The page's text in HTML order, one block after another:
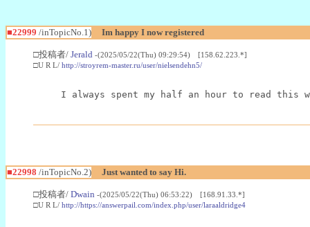
■22999 /inTopicNo.1) Im happy I now registered
□投稿者/ Jerald -(2025/05/22(Thu) 09:29:54) [158.62.223.*]
□U R L/ http://stroyrem-master.ru/user/nielsendehn5/
I always spent my half an hour to read
■22998 /inTopicNo.2) Just wanted to say Hi.
□投稿者/ Dwain -(2025/05/22(Thu) 06:53:22) [168.91.33.*]
□U R L/ http://https://answerpail.com/index.php/user/laraaldridge4